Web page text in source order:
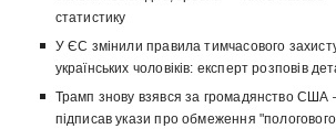
статистику
У ЄС змінили правила тимчасового
українських чоловіків: експерт розповів
Трамп знову взявся за громадянство США
підписав укази про обмеження "пологового